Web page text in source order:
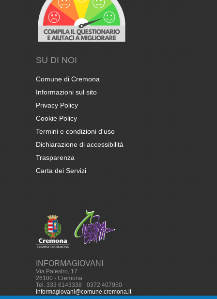
SU DI NOI
Comune di Cremona
Informazioni sul sito
Privacy Policy
Cookie Policy
Termini e condizioni d'uso
Dichiarazione di accessibilità
Trasparenza
Carta dei Servizi
INFORMAGIOVANI
Via Palestro, 17
26100 - Cremona
Tel. 333 6143338
0372 407950
informagiovani@comune.cremona.it